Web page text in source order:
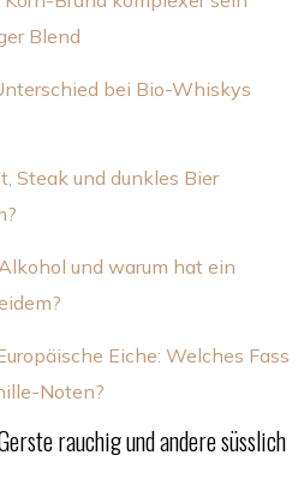
Blend
bei Bio-Whiskys
Steak und dunkles Bier
und warum hat ein
Eiche: Welches Fass
Noten?
rauchig und andere süsslich